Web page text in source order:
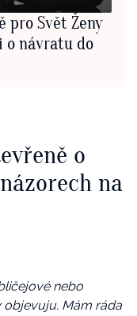
pro Svět Ženy
návratu do
o
na
nebo
Mám ráda